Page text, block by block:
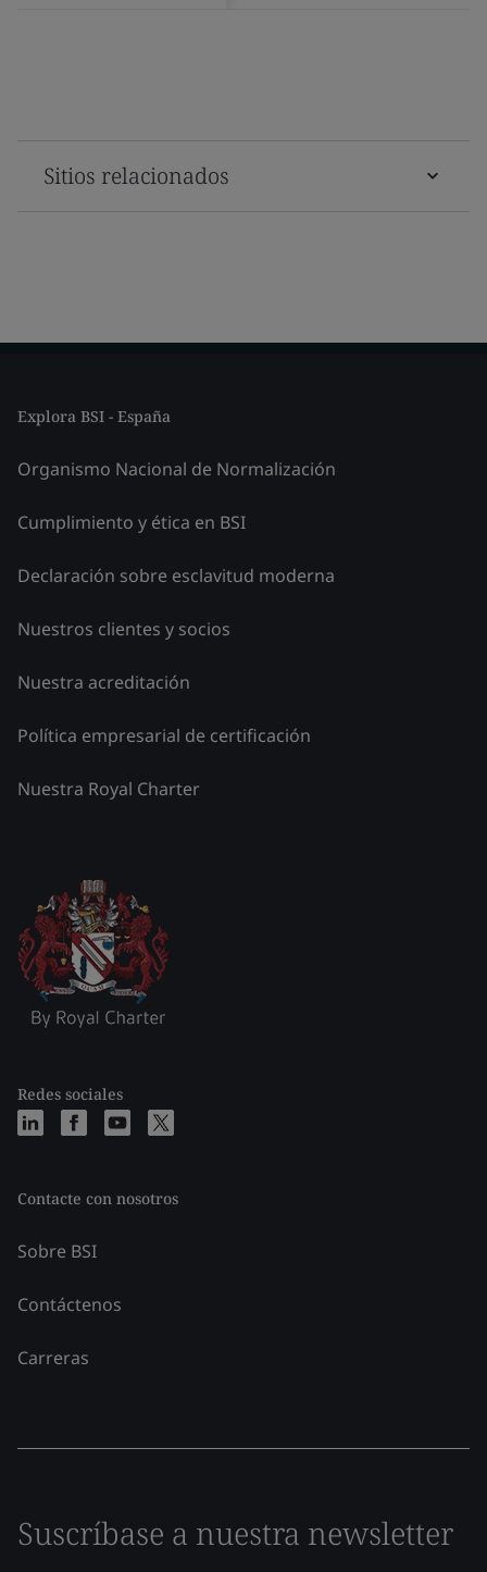
Sitios relacionados
Explora BSI - España
Organismo Nacional de Normalización
Cumplimiento y ética en BSI
Declaración sobre esclavitud moderna
Nuestros clientes y socios
Nuestra acreditación
Política empresarial de certificación
Nuestra Royal Charter
Redes sociales
Contacte con nosotros
Sobre BSI
Contáctenos
Carreras
Suscríbase a nuestra newsletter